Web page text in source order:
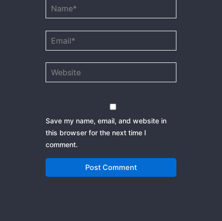
Save my name, email, and website in
this browser for the next time I
comment.